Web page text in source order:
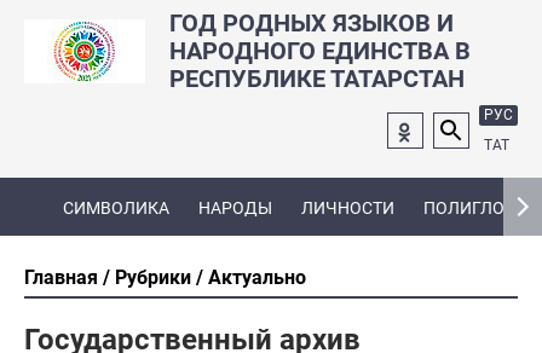
ГОД РОДНЫХ ЯЗЫКОВ И
НАРОДНОГО ЕДИНСТВА В
РЕСПУБЛИКЕ ТАТАРСТАН
РУС
ТАТ
СИМВОЛИКА НАРОДЫ ЛИЧНОСТИ ПОЛИГЛОТ
Главная Рубрики Актуально
Государственный архив